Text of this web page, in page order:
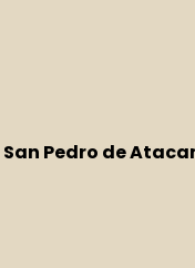
San Pedro de